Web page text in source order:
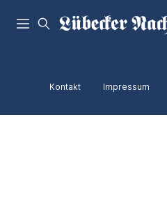
Kontakt Impressum